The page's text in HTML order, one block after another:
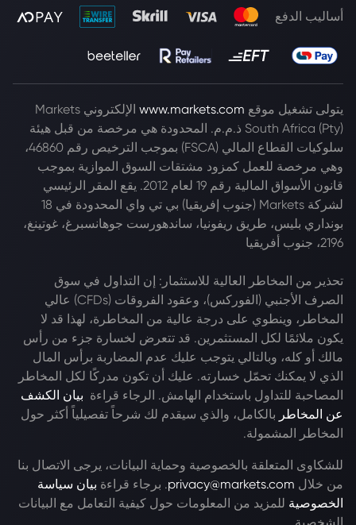
أساليب الدفع
يتولى تشغيل موقع www.markets.com
الإلكتروني Markets
South Africa (Pty) ذ.م.م. المحدودة هي مرخصة من قبل هيئة
سلوكيات القطاع المالي (FSCA) بموجب الترخيص رقم 46860،
وهي مرخصة للعمل كمزود مشتقات السوق الموازية بموجب
قانون الأسواق المالية رقم 19 لعام 2012. يقع المقر الرئيسي
لشركة Markets (جنوب إفريقيا) بي تي واي المحدودة في 18
بونداري بليس، طريق ريفونيا، ساندهورست جوهانسبرغ، غوتينغ،
2196، جنوب أفريقيا
تحذير من المخاطر العالية للاستثمار: إن التداول في سوق
الصرف الأجنبي (الفوركس)، وعقود الفروقات (CFDs) عالي
المخاطر، وينطوي على درجة عالية من المخاطرة، لهذا قد لا
يكون ملائمًا لكل المستثمرين. قد تتعرض لخسارة جزء من رأس
مالك أو كله، وبالتالي يتوجب عليك عدم المضاربة برأس المال
الذي لا يمكنك تحمّل خسارته. عليك أن تكون مدركًا لكل المخاطر
المصاحبة للتداول باستخدام الهامش. الرجاء قراءة بيان الكشف
عن المخاطر بالكامل، والذي سيقدم لك شرحاً تفصيلياً أكثر حول
المخاطر المشمولة.
للشكاوى المتعلقة بالخصوصية وحماية البيانات، يرجى الاتصال بنا
من خلال privacy@markets.com. برجاء قراءة بيان سياسة
الخصوصية للمزيد من المعلومات حول كيفية التعامل مع البيانات